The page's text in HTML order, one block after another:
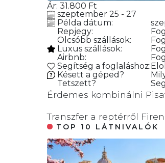
Ár: 31.800 Ft
szeptember 25 - 27
Példa dátum:
Repjegy:
Olcsóbb szállások:
Luxus szállások:
Airbnb:
Segítség a foglaláshoz:
Késett a géped?
Tetszett?
Érdemes kombinálni
Transzfer a reptérről
TOP 10 LÁTNIVALÓK